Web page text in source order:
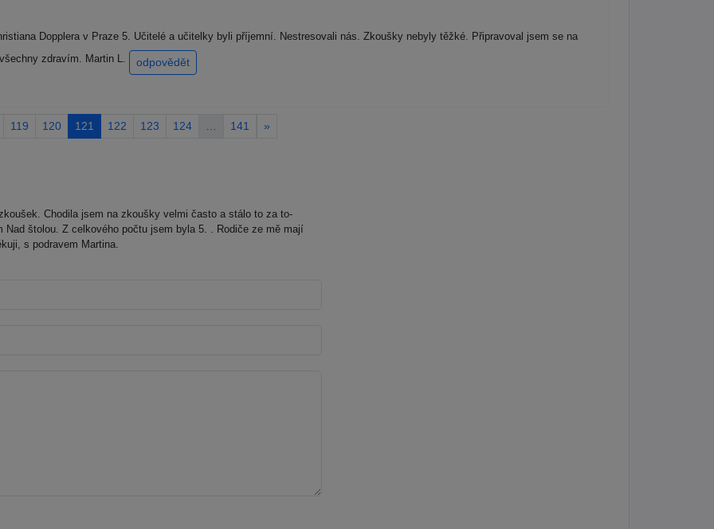
Dopplera v Praze 5. Učitelé a učitelky byli příjemní. Nestresovali nás. Zkoušky nebyly těžké. Připravoval jsem se na
zdravím. Martin L.
odpovědět
119 120 121 122 123 124 141 »
Chodila jsem na zkoušky velmi často a stálo to za to-
štolou. Z celkového počtu jsem byla 5. . Rodiče ze mě mají
s podravem Martina.